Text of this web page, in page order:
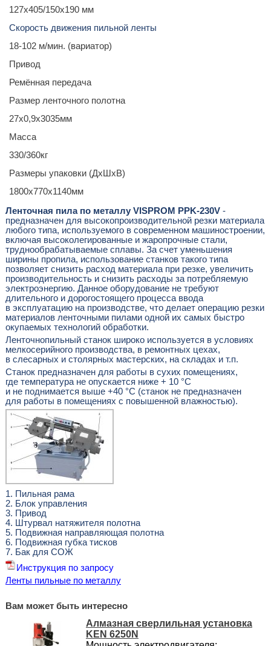
127х405/150х190 мм
Скорость движения пильной ленты
18-102 м/мин. (вариатор)
Привод
Ремённая передача
Размер ленточного полотна
27х0,9х3035мм
Масса
330/360кг
Размеры упаковки (ДхШхВ)
1800х770х1140мм
Ленточная пила по металлу VISPROM PPK-230V -
предназначен для высокопроизводительной резки материала
любого типа, используемого в современном машиностроении,
включая высоколегированные и жаропрочные стали,
труднообрабатываемые сплавы. За счет уменьшения
ширины пропила, использование станков такого типа
позволяет снизить расход материала при резке, увеличить
производительность и снизить расходы за потребляемую
электроэнергию. Данное оборудование не требуют
длительного и дорогостоящего процесса ввода
в эксплуатацию на производстве, что делает операцию резки
материалов ленточными пилами одной их самых быстро
окупаемых технологий обработки.
Ленточнопильный станок широко используется в условиях
мелкосерийного производства, в ремонтных цехах,
в слесарных и столярных мастерских, на складах и т.п.
Станок предназначен для работы в сухих помещениях,
где температура не опускается ниже + 10 °С
и не поднимается выше +40 °С (станок не предназначен
для работы в помещениях с повышенной влажностью).
1. Пильная рама
2. Блок управления
3. Привод
4. Штурвал натяжителя полотна
5. Подвижная направляющая полотна
6. Подвижная губка тисков
7. Бак для СОЖ
Инструкция по запросу
Ленты пильные по металлу
Вам может быть интересно
Алмазная сверлильная установка
KEN 6250N